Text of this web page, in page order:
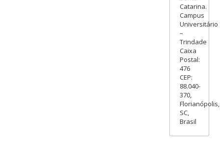
Catarina.
Campus
Universitário
–
Trindade
Caixa
Postal:
476
CEP:
88.040-
370,
Florianópolis,
SC,
Brasil